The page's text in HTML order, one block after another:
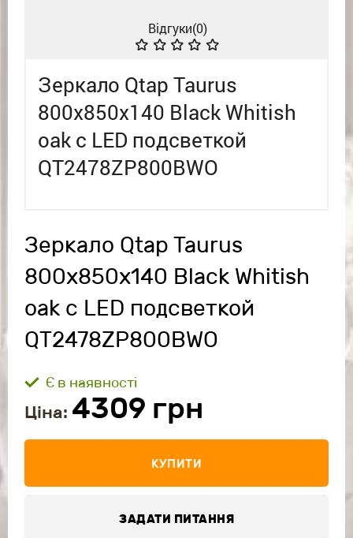
Відгуки(0)
Зеркало Qtap Taurus
800х850х140 Black Whitish
oak с LED подсветкой
QT2478ZP800BWO
Зеркало Qtap Taurus
800х850х140 Black Whitish
oak с LED подсветкой
QT2478ZP800BWO
Є в наявності
Ціна: 4309 грн
КУПИТИ
ЗАДАТИ ПИТАННЯ